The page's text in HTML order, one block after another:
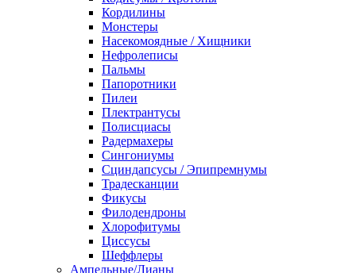
Кордилины
Монстеры
Насекомоядные / Хищники
Нефролеписы
Пальмы
Папоротники
Пилеи
Плектрантусы
Полисциасы
Радермахеры
Сингониумы
Сциндапсусы / Эпипремнумы
Традесканции
Фикусы
Филодендроны
Хлорофитумы
Циссусы
Шеффлеры
Ампельные/Лианы